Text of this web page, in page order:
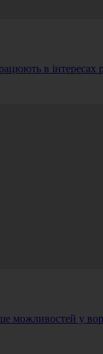
в інтересах
можливостей у